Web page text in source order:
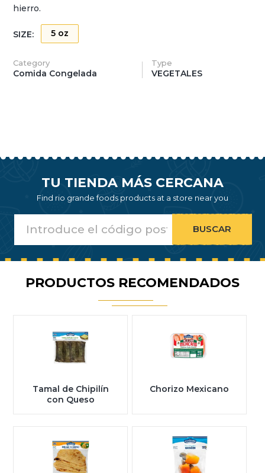
hierro.
SIZE: 5 oz
Category
Comida Congelada
Type
VEGETALES
TU TIENDA MÁS CERCANA
Find rio grande foods products at a store near you
PRODUCTOS RECOMENDADOS
Tamal de Chipilín
con Queso
Chorizo Mexicano